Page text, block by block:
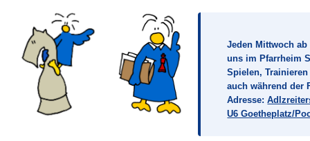
Jeden Mittwoch
uns im Pfarrheim
Spielen,
auch während der
Adresse:
U6 Goetheplatz/